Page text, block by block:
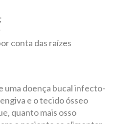
conta das raízes
uma doença bucal infecto-
e o tecido ósseo
quanto mais osso